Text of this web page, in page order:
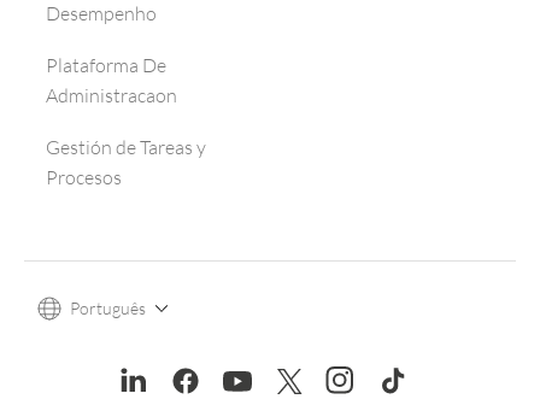
Desempenho
Plataforma De
Administracaon
Gestión de Tareas y
Procesos
Português